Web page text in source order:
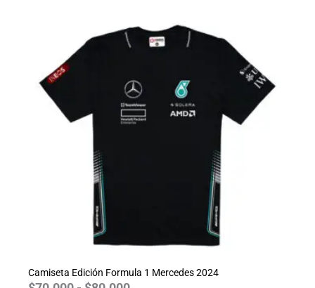
Camiseta Edición Formula 1 Mercedes 2024
de
precios:
hasta
$80.000